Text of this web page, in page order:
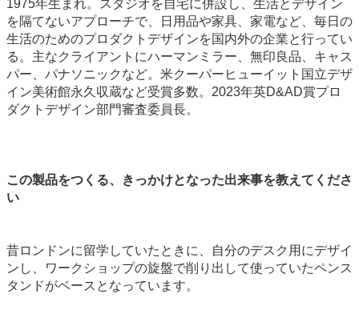
1975年生まれ。スタジオを自宅に併設し、生活とデザイン
を隔てないアプローチで、日用品や家具、家電など、毎日の
生活のためのプロダクトデザインを国内外の企業と行ってい
る。主なクライアントにハーマンミラー、無印良品、キャス
パー、パナソニックなど。米クーパーヒューイット国立デザ
イン美術館永久収蔵など受賞多数。2023年英D&AD賞プロ
ダクトデザイン部門審査委員長。
この製品をつくる、きっかけとなった出来事を教えてくださ
い
昔ロンドンに留学していたときに、自分のデスク用にデザイ
ンし、ワークショップの旋盤で削り出して使っていたペンス
タンドがベースとなっています。